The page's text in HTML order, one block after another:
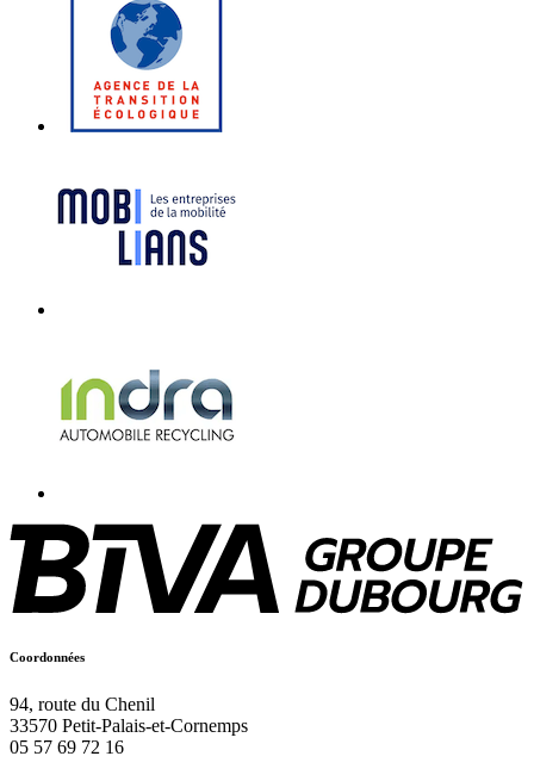
Coordonnées
94, route du Chenil
33570 Petit-Palais-et-Cornemps
05 57 69 72 16